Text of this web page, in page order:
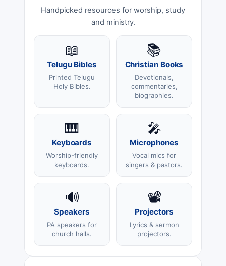
Handpicked resources for worship, study
and ministry.
📖
Telugu Bibles
Printed Telugu
Holy Bibles.
📚
Christian Books
Devotionals,
commentaries,
biographies.
🎹
Keyboards
Worship-friendly
keyboards.
🎤
Microphones
Vocal mics for
singers & pastors.
🔊
Speakers
PA speakers for
church halls.
📽️
Projectors
Lyrics & sermon
projectors.